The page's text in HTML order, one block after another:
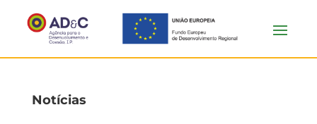
Notícias